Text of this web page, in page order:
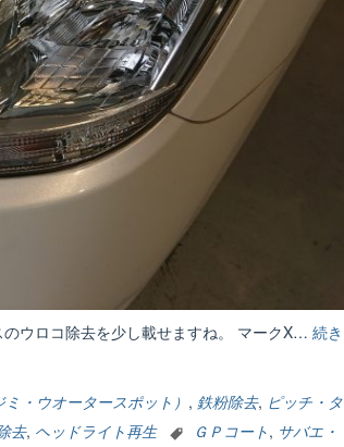
ウロコ除去を少し載せますね。 マークX… 続き
・ウオータースポット） , 鉄粉除去, ピッチ・タ
去, ヘッドライト再生 ＧＰコート, サバエ・